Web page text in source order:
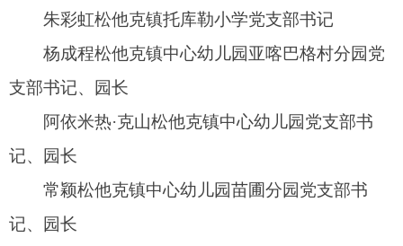
吾热尼萨·卡米力格达良乡乔克其小学教师
迈丹分园党支部书记、园长
木开日木·吐尔逊格达良乡库也克小学教师
附件2
阿图什市督学队伍体系各岗位工作职责
一、阿图什市人民政府督学职责
2.带队参加阿图什市人民政府教育督导室组织